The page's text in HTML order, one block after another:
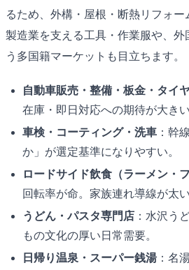
るため、外構・屋根・断熱リフォー
製造業を支える工具・作業服や、
う多国籍マーケットも目立ちます。
自動車販売・整備・板金・タイ
在庫・即日対応への期待が大きい
車検・コーティング・洗車 ：幹
か」が選定基準になりやすい。
ロードサイド飲食（ラーメン・
回転率が命。家族連れ導線が太い
うどん・パスタ専門店 ：水沢う
もの文化の厚い日常需要。
日帰り温泉・スーパー銭湯：名